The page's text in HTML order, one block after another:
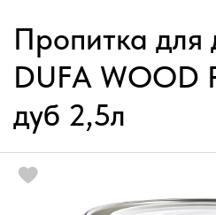
Пропитка для
DUFA WOOD
дуб 2,5л